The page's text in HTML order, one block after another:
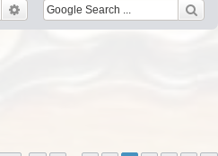
RechercherRecherche avancée